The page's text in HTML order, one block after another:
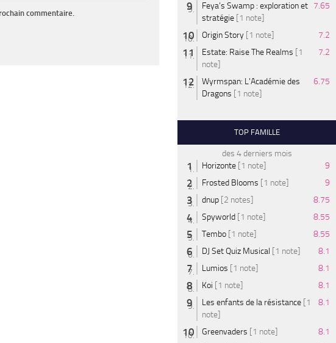
commentaire.
Feya’s Swamp : exploration et
stratégie [1 note]
7.65
Origin Story [1 note]
7.2
Estate: Raise The Realms [1
note]
7.2
Wyrmspan: L'Académie des
Dragons [1 note]
6.75
TOP FAMILLE
des 4 derniers mois
Horizonte [1 note]
9
Frosted Blooms [1 note]
9
dnup [2 notes]
8.75
Spyworld [1 note]
8.55
Tembo [1 note]
8.55
DJ Set Quiz Musical [1 note]
8.1
Lumios [1 note]
8.1
Koi [1 note]
8.1
Les enfants de la résistance [1
note]
8.1
Greenvaders [1 note]
8.1